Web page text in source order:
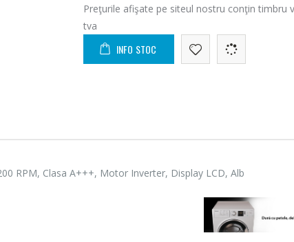
Preţurile afişate pe siteul nostru conţin timbru
tva
INFO STOC
RPM, Clasa A+++, Motor Inverter, Display LCD, Alb
-21%